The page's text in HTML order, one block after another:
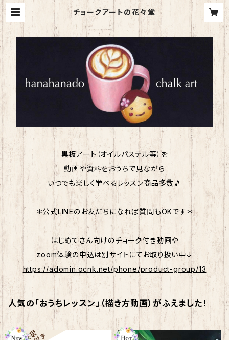
チョークアートの花々堂
黒板アート（オイルパステル等）を
動画や資料をおうちで見ながら
いつでも楽しく学べるレッスン商品多数🎵
＊公式LINEのお友だちになれば質問もOKです＊
はじめてさん向けのチョーク付き動画や
zoom体験の申込は別サイトにてお取り扱い中↓
https://adomin.ocnk.net/phone/product-group/13
人気の「おうちレッスン」（描き方動画）がふえました！